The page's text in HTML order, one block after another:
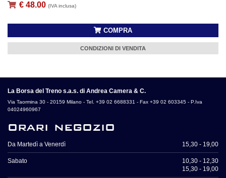
€ 48.00 (IVA inclusa)
COMPRA
CONDIZIONI DI VENDITA
La Borsa del Treno s.a.s. di Andrea Camera & C.
Via Taormina 30 - 20159 Milano - Tel. +39 02 6688331 - Fax +39 02 603345 - P.Iva
04024960967
orari negozio
Da Martedì a Venerdì 15,30 - 19,00
Sabato
10,30 - 12,30
15,30 - 19,00